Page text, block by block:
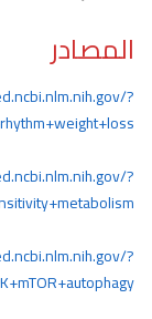
المصادر
?
?
?